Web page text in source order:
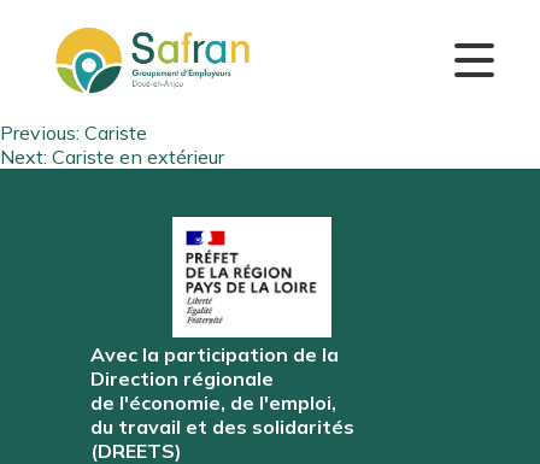
Navigation
de
Previous: Cariste
Next: Cariste en extérieur
Avec la participation de la
Direction régionale
de l'économie, de l'emploi,
du travail et des solidarités
(DREETS)